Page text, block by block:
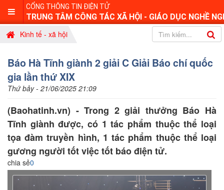
CỔNG THÔNG TIN ĐIỆN TỬ
TRUNG TÂM CÔNG TÁC XÃ HỘI - GIÁO DỤC NGHỀ
Kinh tế - xã hội
Báo Hà Tĩnh giành 2 giải C Giải Báo chí quốc
gia lần thứ XIX
Thứ bảy - 21/06/2025 21:09
(Baohatinh.vn) - Trong 2 giải thưởng Báo Hà
Tĩnh giành được, có 1 tác phẩm thuộc thể loại
tọa đàm truyền hình, 1 tác phẩm thuộc thể loại
gương người tốt việc tốt báo điện tử.
chia sẻ0